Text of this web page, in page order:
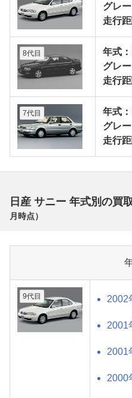
グレー
走行
8代目
年式
グレー
走行
7代目
年式
グレー
走行
日産 サニー 年式別の買
月 時点）
9代目 2002
2001
2001
2000